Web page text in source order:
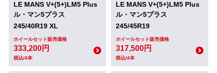
LE MANS V+(5+)LM5 Plus
ル・マン5プラス
245/40R19 XL
ホイールセット販売価格
333,200円
税込/4本
LE MANS V+(5+)LM5 Plus
ル・マン5プラス
245/45R19
ホイールセット販売価格
317,500円
税込/4本